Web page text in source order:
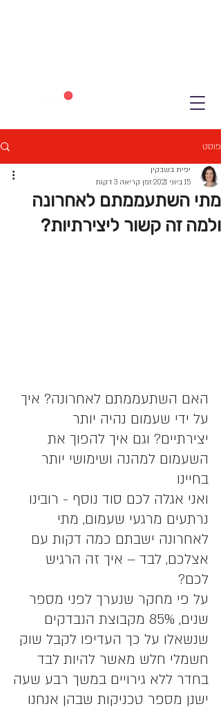
פוסט
מתי השתעממתם לאחרונה
ולמה זה קשור ליצירתיות?
יפית בשבקין
15 ביוני 2021
זמן קריאה 3 דקות
האם השתעממתם לאחרונה? איך
על ידי שעמום נהיה יותר
יצירתיים? וגם איך להפוך את
השעמום למהנה ושימושי יותר
בחיינו
ואני אגלה לכם סוד נוסף - רובינו
נרתעים מרגעי שעמום, מתי
לאחרונה ישבתם כמה דקות עם
אצלכם, לבד – איך זה הרגיש
לכם?
על פי מחקר שנערך לפני מספר
שנים, 85% מקבוצת הנבדקים
שנשאלו על כך העדיפו לקבל שוק
חשמלי חלש מאשר להיות לבד
בחדר ללא גירויים במשך רבע שעה
ישנן מספר טכניקות שבהן אנחנו